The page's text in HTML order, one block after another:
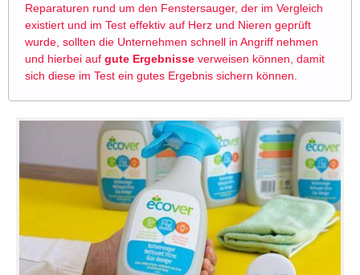
Reparaturen rund um den Fenstersauger, der im Vergleich
existiert und im Test effektiv auf Herz und Nieren geprüft
wurde, sollten die Unternehmen schnell in Angriff nehmen
und hierbei auf gute Ergebnisse verweisen können, damit
sich diese im Test ein gutes Ergebnis sichern können.